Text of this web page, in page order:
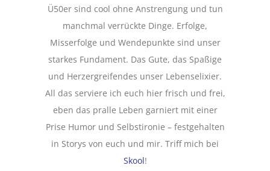
Ü50er sind cool ohne Anstrengung und tun
manchmal verrückte Dinge. Erfolge,
Misserfolge und Wendepunkte sind unser
starkes Fundament. Das Gute, das Spaßige
und Herzergreifendes unser Lebenselixier.
All das serviere ich euch hier frisch und frei,
eben das pralle Leben garniert mit einer
Prise Humor und Selbstironie – festgehalten
in Storys von euch und mir. Triff mich bei
Skool!